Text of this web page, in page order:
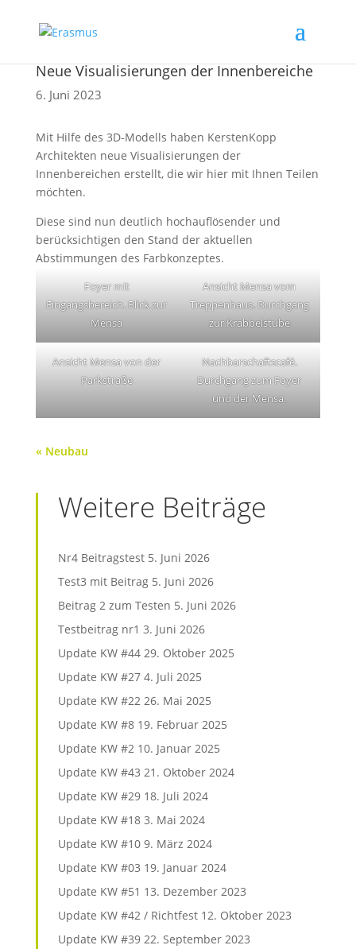
Neue Visualisierungen der Innenbereiche
6. Juni 2023
Mit Hilfe des 3D-Modells haben KerstenKopp
Architekten neue Visualisierungen der
Innenbereichen erstellt, die wir hier mit Ihnen Teilen
möchten.
Diese sind nun deutlich hochauflösender und
berücksichtigen den Stand der aktuellen
Abstimmungen des Farbkonzeptes.
Foyer mit
Eingangsbereich. Blick zur
Mensa
Ansicht Mensa vom
Treppenhaus. Durchgang
zur Krabbelstube
Ansicht Mensa von der
Parkstraße
Nachbarschaftscafé.
Durchgang zum Foyer
und der Mensa.
« Neubau
Weitere Beiträge
Nr4 Beitragstest 5. Juni 2026
Test3 mit Beitrag 5. Juni 2026
Beitrag 2 zum Testen 5. Juni 2026
Testbeitrag nr1 3. Juni 2026
Update KW #44 29. Oktober 2025
Update KW #27 4. Juli 2025
Update KW #22 26. Mai 2025
Update KW #8 19. Februar 2025
Update KW #2 10. Januar 2025
Update KW #43 21. Oktober 2024
Update KW #29 18. Juli 2024
Update KW #18 3. Mai 2024
Update KW #10 9. März 2024
Update KW #03 19. Januar 2024
Update KW #51 13. Dezember 2023
Update KW #42 / Richtfest 12. Oktober 2023
Update KW #39 22. September 2023